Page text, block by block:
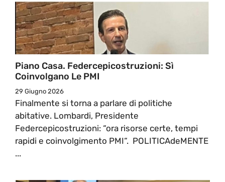
Piano Casa. Federcepicostruzioni: Sì
Coinvolgano Le PMI
29 Giugno 2026
Finalmente si torna a parlare di politiche
abitative. Lombardi, Presidente
Federcepicostruzioni: “ora risorse certe, tempi
rapidi e coinvolgimento PMI“. POLITICAdeMENTE
...